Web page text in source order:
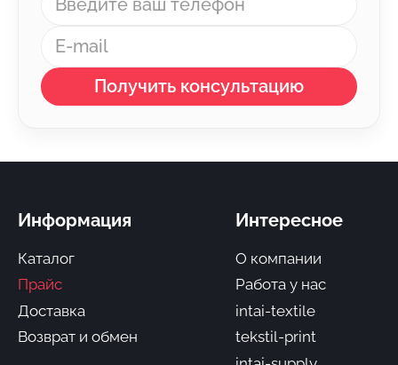
Получить консультацию
Информация
Каталог
Прайс
Доставка
Возврат и обмен
Интересное
О компании
Работа у нас
intai-textile
tekstil-print